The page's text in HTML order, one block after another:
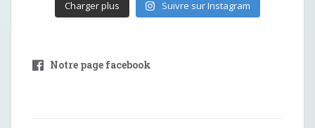
Charger plus Suivre sur Instagram
Notre page facebook